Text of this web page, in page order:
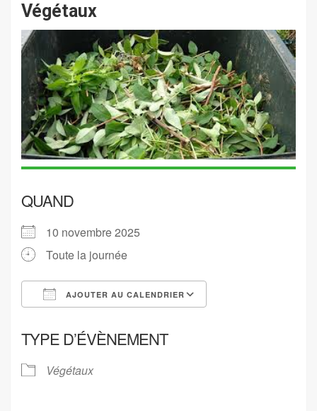
Végétaux
QUAND
10 novembre 2025
Toute la journée
AJOUTER AU CALENDRIER
TYPE D’ÉVÈNEMENT
Végétaux